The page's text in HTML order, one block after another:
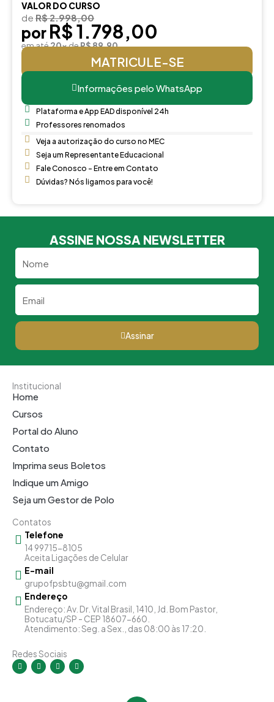
VALOR DO CURSO
de R$ 2.998,00
por R$ 1.798,00
em até20xdeR$ 89,90
MATRICULE-SE
Informações pelo WhatsApp
Plataforma e App EAD disponível 24h
Professores renomados
Veja a autorização do curso no MEC
Seja um Representante Educacional
Fale Conosco - Entre em Contato
Dúvidas? Nós ligamos para você!
ASSINE NOSSA NEWSLETTER
Assinar
Institucional
Home
Cursos
Portal do Aluno
Contato
Imprima seus Boletos
Indique um Amigo
Seja um Gestor de Polo
Contatos
Telefone
14 99715-8105
Aceita Ligações de Celular
E-mail
grupofpsbtu@gmail.com
Endereço
Endereço: Av. Dr. Vital Brasil, 1410, Jd. Bom Pastor,
Botucatu/SP - CEP 18607-660.
Atendimento: Seg. a Sex., das 08:00 às 17:20.
Redes Sociais
I
n
s
F
a
c
Y
o
u
L
i
n